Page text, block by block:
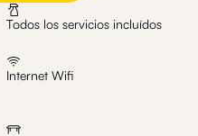
Todos los servicios incluídos
Internet Wifi